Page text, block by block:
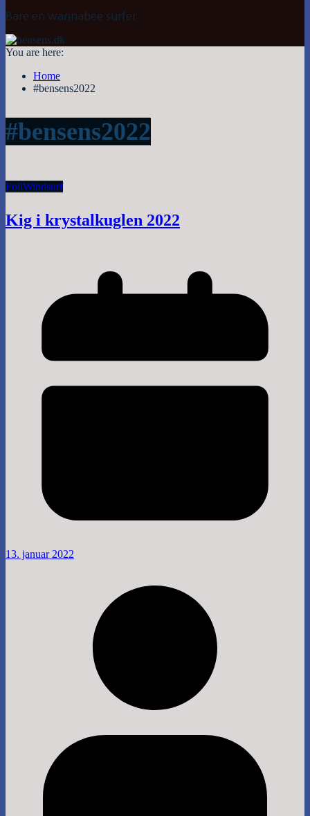
Bare en wannabee surfer
You are here:
Home
#bensens2022
#bensens2022
FoilWindsurf
Kig i krystalkuglen 2022
13. januar 2022